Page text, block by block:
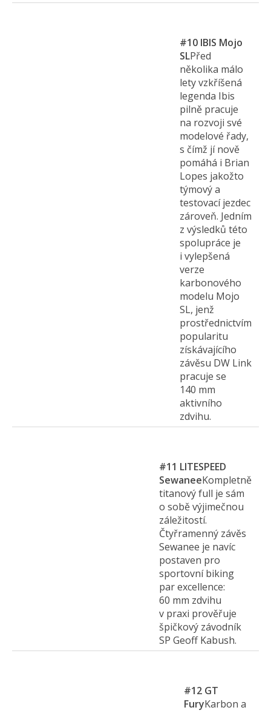
#10 IBIS Mojo
SLPřed
několika málo
lety vzkříšená
legenda Ibis
pilně pracuje
na rozvoji své
modelové řady,
s čímž jí nově
pomáhá i Brian
Lopes jakožto
týmový a
testovací jezdec
zároveň. Jedním
z výsledků této
spolupráce je
i vylepšená
verze
karbonového
modelu Mojo
SL, jenž
prostřednictvím
popularitu
získávajícího
závěsu DW Link
pracuje se
140 mm
aktivního
zdvihu.
#11 LITESPEED
SewaneeKompletně
titanový full je sám
o sobě výjimečnou
záležitostí.
Čtyřramenný závěs
Sewanee je navíc
postaven pro
sportovní biking
par excellence:
60 mm zdvihu
v praxi prověřuje
špičkový závodník
SP Geoff Kabush.
#12 GT
FuryKarbon a